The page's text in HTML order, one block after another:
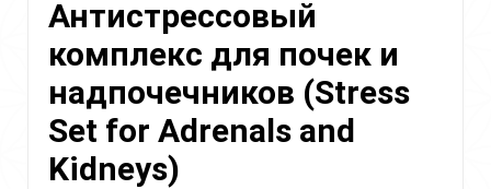
своей
жизни
(Sahibi
Master
Domain)
Антистрессовый
комплекс для почек и
надпочечников (Stress
Set for Adrenals and
Kidneys)